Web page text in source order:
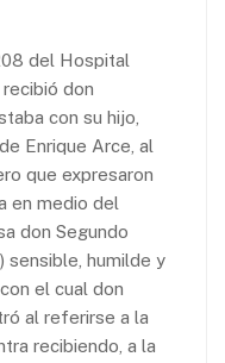
del Hospital
don
con su hijo,
Enrique Arce, al
que expresaron
en medio del
don Segundo
sensible, humilde y
el cual don
al referirse a la
recibiendo, a la